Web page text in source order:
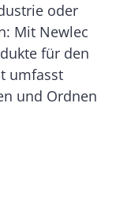
oder
Mit Newlec
für den
umfasst
und Ordnen